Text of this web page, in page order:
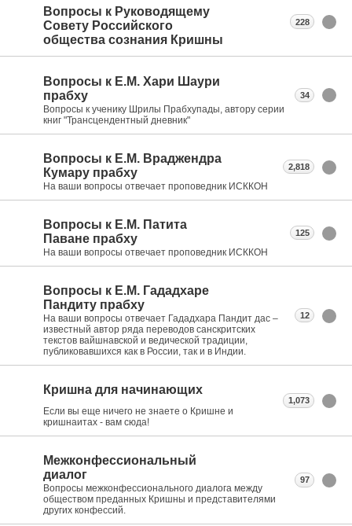
Вопросы к Руководящему
Совету Российского
общества сознания Кришны
228
Вопросы к Е.М. Хари Шаури
прабху
Вопросы к ученику Шрилы Прабхупады, автору серии
книг "Трансцендентный дневник"
34
Вопросы к Е.М. Враджендра
Кумару прабху
На ваши вопросы отвечает проповедник ИСККОН
2,818
Вопросы к Е.М. Патита
Паване прабху
На ваши вопросы отвечает проповедник ИСККОН
125
Вопросы к Е.М. Гададхаре
Пандиту прабху
На ваши вопросы отвечает Гададхара Пандит дас –
известный автор ряда переводов санскритских
текстов вайшнавской и ведической традиции,
публиковавшихся как в России, так и в Индии.
12
Кришна для начинающих
Если вы еще ничего не знаете о Кришне и
кришнаитах - вам сюда!
1,073
Межконфессиональный
диалог
Вопросы межконфессионального диалога между
обществом преданных Кришны и представителями
других конфессий.
97